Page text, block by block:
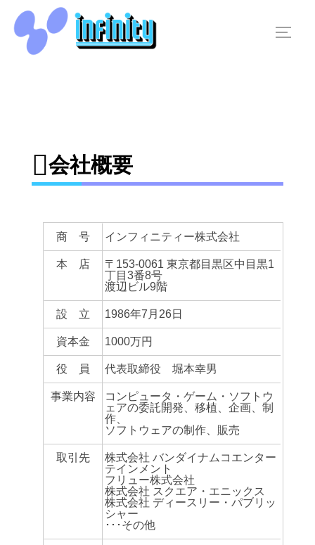
会社概要
商 号 インフィニティー株式会社
本 店
〒153-0061 東京都目黒区中目黒1
丁目3番8号
渡辺ビル9階
設 立 1986年7月26日
資本金 1000万円
役 員 代表取締役 堀本幸男
事業内容
コンピュータ・ゲーム・ソフトウ
ェアの委託開発、移植、企画、制
作、
ソフトウェアの制作、販売
取引先
株式会社 バンダイナムコエンター
テインメント
フリュー株式会社
株式会社 スクエア・エニックス
株式会社 ディースリー・パブリッ
シャー
･･･その他